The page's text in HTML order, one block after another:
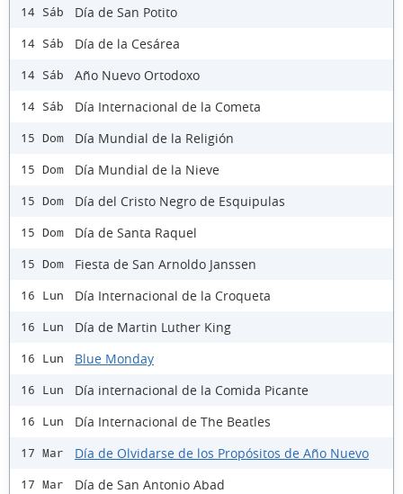
14 Sáb Día de San Potito
14 Sáb Día de la Cesárea
14 Sáb Año Nuevo Ortodoxo
14 Sáb Día Internacional de la Cometa
15 Dom Día Mundial de la Religión
15 Dom Día Mundial de la Nieve
15 Dom Día del Cristo Negro de Esquipulas
15 Dom Día de Santa Raquel
15 Dom Fiesta de San Arnoldo Janssen
16 Lun Día Internacional de la Croqueta
16 Lun Día de Martin Luther King
16 Lun Blue Monday
16 Lun Día internacional de la Comida Picante
16 Lun Día Internacional de The Beatles
17 Mar Día de Olvidarse de los Propósitos de Año Nuevo
17 Mar Día de San Antonio Abad